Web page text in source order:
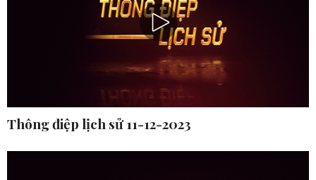
Thông điệp lịch sử 11-12-2023